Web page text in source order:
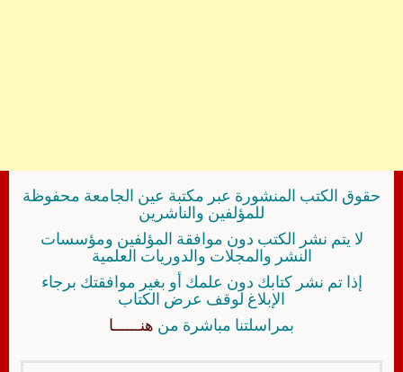
حقوق الكتب المنشورة عبر مكتبة عين الجامعة محفوظة
للمؤلفين والناشرين
لا يتم نشر الكتب دون موافقة المؤلفين ومؤسسات
النشر والمجلات والدوريات العلمية
إذا تم نشر كتابك دون علمك أو بغير موافقتك برجاء
الإبلاغ لوقف عرض الكتاب
بمراسلتنا مباشرة من هنــــــا